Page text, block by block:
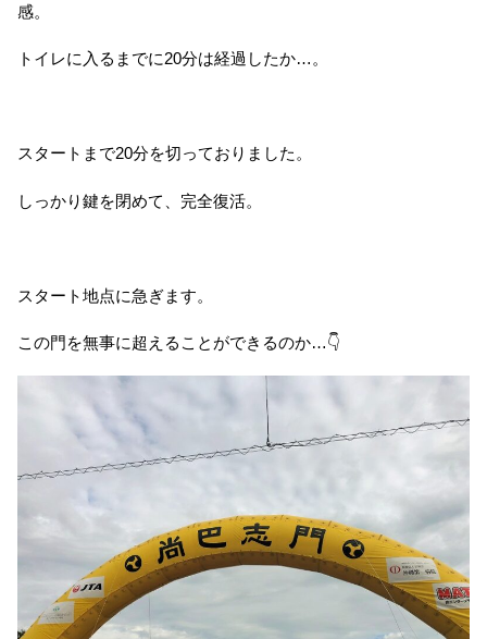
感。
トイレに入るまでに20分は経過したか…。
スタートまで20分を切っておりました。
しっかり鍵を閉めて、完全復活。
スタート地点に急ぎます。
この門を無事に超えることができるのか…👇